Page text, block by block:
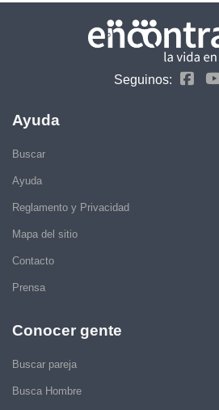
Seguinos:
Ayuda
Buscar
Ayuda
Reglamento y Privacidad
Mapa del sitio
Contacto
Prensa
Conocer gente
Buscar pareja
Busca Hombre